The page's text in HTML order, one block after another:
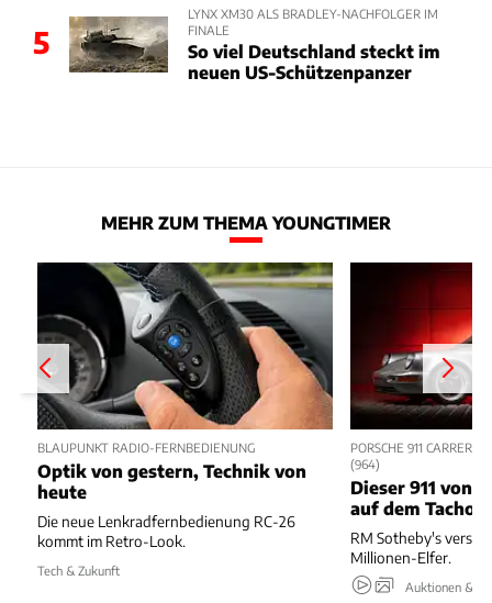
5
LYNX XM30 ALS BRADLEY-NACHFOLGER IM
FINALE
So viel Deutschland steckt im
neuen US-Schützenpanzer
MEHR ZUM THEMA YOUNGTIMER
BLAUPUNKT RADIO-FERNBEDIENUNG
Optik von gestern, Technik von
heute
Die neue Lenkradfernbedienung RC-26
kommt im Retro-Look.
Tech & Zukunft
PORSCHE 911 CARRERA
964)
Dieser 911 von
auf dem Tacho
RM Sotheby's
Millionen-Elfer.
Auktionen &